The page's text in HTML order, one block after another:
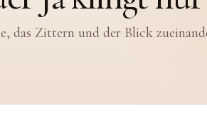
das Zittern und der Blick
Hochzeitsfilm bewahrt auch die